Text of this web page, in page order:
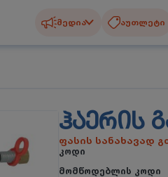
მედია აუთლეტი
ᲰᲐᲔᲠᲘᲡ
ფასის სანახავად
კოდი
მომწოდებლის კოდი